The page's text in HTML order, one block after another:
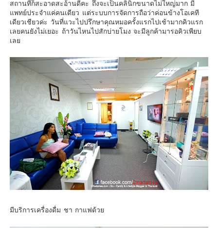
ฮ่องกง
ไต้หวัน
ออสเตรเลีย
นิวซีแลนด์
อเมริกา
ร้านอร่อย
บทความครอบครัว
Beauty Review
รีวิวสายการบิน
Products & Applications
Events & PR News
Contact & Support Us
สถานที่ก็สะอาดสะอ้านดีคะ ถึงจะเป็นคลินิกขนาดไม่ใหญ่มาก มี
แพทย์ประจำแค่คนเดียว แต่ระบบการจัดการถือว่าค่อนข้างโอเคที
เดียวเชียวค่ะ วันที่แวะไปปรึกษาคุณหมอครั้งแรกไปเช้ามากคิวแรก
เลยคนยังไม่เยอะ ถ้าวันไหนไปสักบ่ายโมง จะมีลูกค้ามารอคิวเพียบ
เลย
มีบริการเครื่องดื่ม ชา กาแฟด้วย